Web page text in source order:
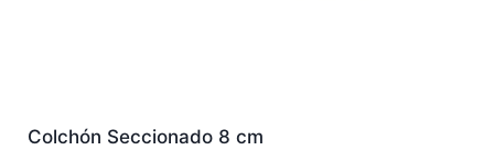
Colchón Seccionado 8 cm